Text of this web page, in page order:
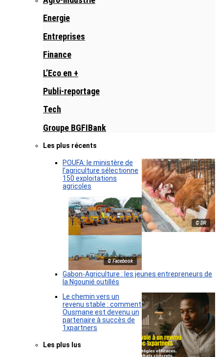
Energie
Entreprises
Finance
L’Eco en +
Publi-reportage
Tech
Groupe BGFIBank
Les plus récents
© DR
POUFA: le ministère de
l’agriculture sélectionne
150 exploitations
agricoles
© Facebook
Gabon-Agriculture : les jeunes entrepreneurs de
la Ngounié outillés
Le chemin vers un
revenu stable : comment
Ousmane est devenu un
partenaire à succès de
1xpartners
Les plus lus